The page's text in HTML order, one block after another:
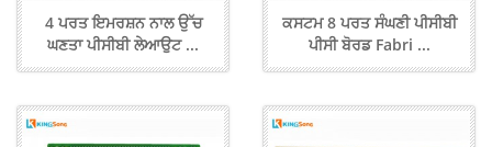
4 ਪਰਤ ਇਮਰਸ਼ਨ ਨਾਲ ਉੱਚ
ਘਣਤਾ ਪੀਸੀਬੀ ਲੇਆਉਟ ...
ਕਸਟਮ 8 ਪਰਤ ਸੰਘਣੀ ਪੀਸੀਬੀ
ਪੀਸੀ ਬੋਰਡ Fabri ...